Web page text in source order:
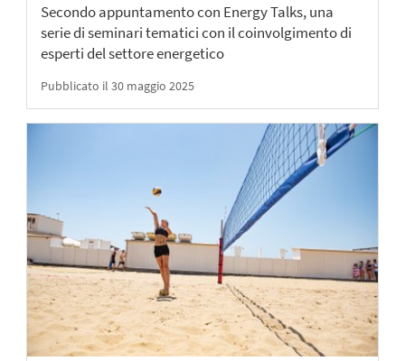
Secondo appuntamento con Energy Talks, una
serie di seminari tematici con il coinvolgimento di
esperti del settore energetico
Pubblicato il 30 maggio 2025